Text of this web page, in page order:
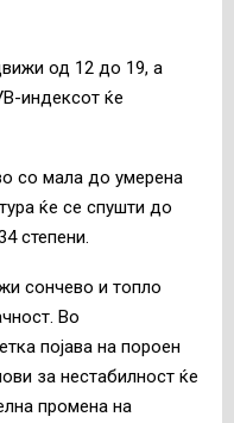
од 12 до 19, а
индексот ќе
со мала до умерена
ќе се спушти до
степени.
сончево и топло
Во
појава на пороен
за нестабилност ќе
промена на